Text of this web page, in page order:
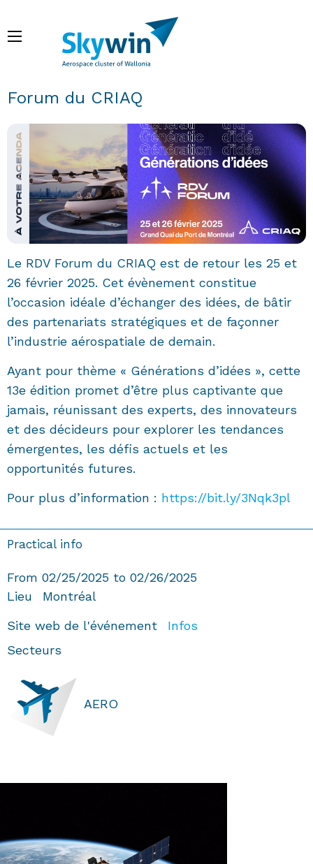
main
Breadcrumb
Forum du CRIAQ
Le RDV Forum du CRIAQ est de retour les 25 et
26 février 2025. Cet évènement constitue
l’occasion idéale d’échanger des idées, de bâtir
des partenariats stratégiques et de façonner
l’industrie aérospatiale de demain.
Ayant pour thème « Générations d’idées », cette
13e édition promet d’être plus captivante que
jamais, réunissant des experts, des innovateurs
et des décideurs pour explorer les tendances
émergentes, les défis actuels et les
opportunités futures.
Pour plus d’information : https://bit.ly/3Nqk3pl
Practical info
From 02/25/2025 to 02/26/2025
Lieu
Montréal
Site web de l'événement
Infos
Secteurs
AERO